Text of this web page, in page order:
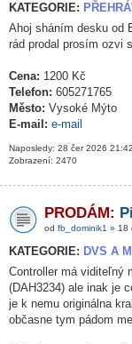
KATEGORIE:
Ahoj sháním desku od
rád prodal prosím ozvi
Cena: 1200 Kč
Telefon: 605271765
Město: Vysoké Mýto
E-mail: e-mail
Naposledy: 28 čer 2026
Zobrazení: 2470
PRODÁM:
od fb_dominik1 » 18
KATEGORIE: DVS A
Controller má viditeľný
(DAH3234) ale inak je
je k nemu originálna
občasne tym pádom